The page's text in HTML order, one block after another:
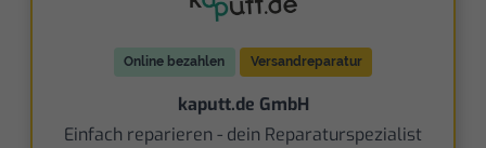
Online bezahlen Versandreparatur
kaputt.de GmbH
Einfach reparieren - dein Reparaturspezialist